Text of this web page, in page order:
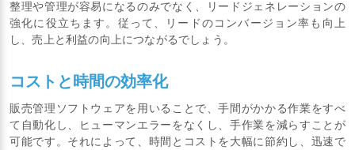
整理や管理が容易になるのみでなく、リードジェネレーションの
強化に役立ちます。従って、リードのコンバージョン率も向上
し、売上と利益の向上につながるでしょう。
コストと時間の効率化
販売管理ソフトウェアを用いることで、手間がかかる作業をすべ
て自動化し、ヒューマンエラーをなくし、手作業を減らすことが
可能です。それによって、時間とコストを大幅に節約し、迅速で